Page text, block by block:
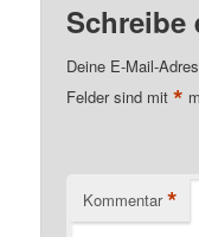
Schreibe
Deine E-Mail-
Felder sind mit*
Kommentar *